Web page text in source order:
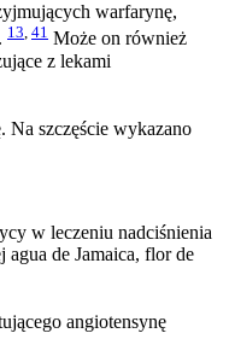
warfarynę,
13, 41 Może on również
z lekami
Na szczęście wykazano
w leczeniu nadciśnienia
de Jamaica, flor de
angiotensynę